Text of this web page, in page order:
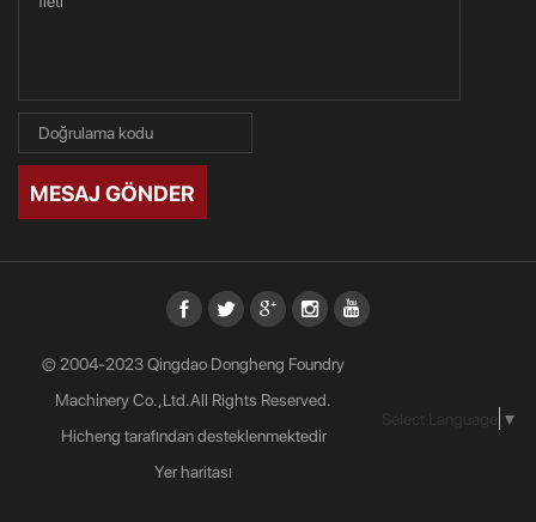
MESAJ GÖNDER
© 2004-2023 Qingdao Dongheng Foundry
Machinery Co.,Ltd.All Rights Reserved.
Hicheng tarafından desteklenmektedir
Yer haritası
▼